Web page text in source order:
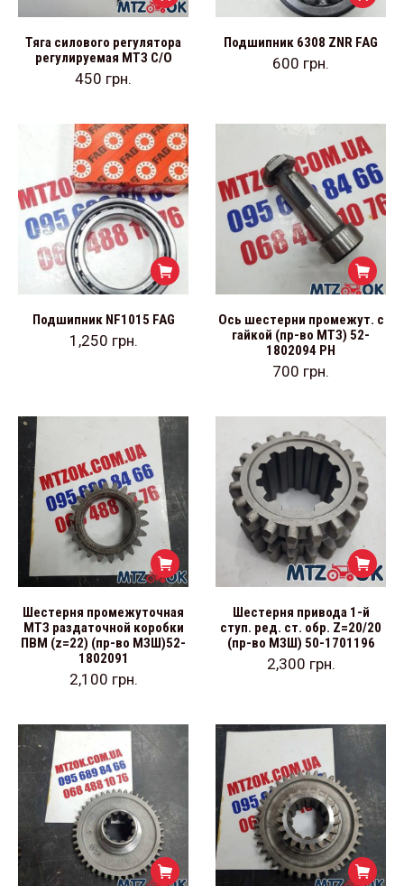
Тяга силового регулятора
регулируемая МТЗ С/О
450 грн.
Подшипник 6308 ZNR FAG
600 грн.
Подшипник NF1015 FAG
1,250 грн.
Ось шестерни промежут. с
гайкой (пр-во МТЗ) 52-
1802094 РН
700 грн.
Шестерня промежуточная
МТЗ раздаточной коробки
ПВМ (z=22) (пр-во МЗШ)52-
1802091
2,100 грн.
Шестерня привода 1-й
ступ. ред. ст. обр. Z=20/20
(пр-во МЗШ) 50-1701196
2,300 грн.